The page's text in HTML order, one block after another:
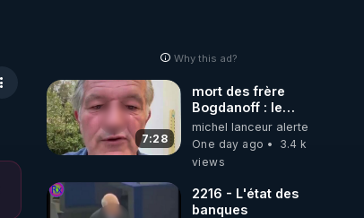
Why this ad?
7:28
mort des frère
Bogdanoff : le
mensonge d état
michel lanceur alerte
One day ago
3.4 k
views
2216 - L'état des
banques